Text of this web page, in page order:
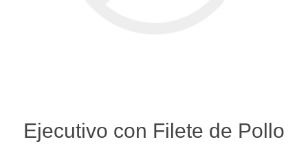
Ejecutivo con Filete de Pollo